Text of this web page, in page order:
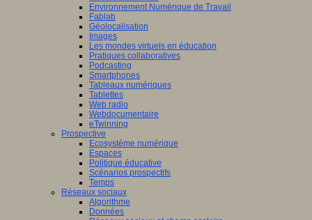
Environnement Numérique de Travail
Fablab
Géolocalisation
Images
Les mondes virtuels en éducation
Pratiques collaboratives
Podcasting
Smartphones
Tableaux numériques
Tablettes
Web radio
Webdocumentaire
eTwinning
Prospective
Ecosystème numérique
Espaces
Politique éducative
Scénarios prospectifs
Temps
Réseaux sociaux
Algorithme
Données